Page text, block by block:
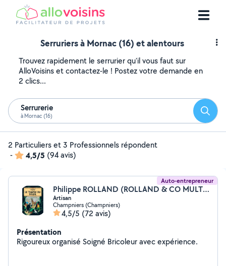
Serruriers à Mornac (16) et alentours
Trouvez rapidement le serrurier qu'il vous faut sur
AlloVoisins et contactez-le ! Postez votre demande en
2 clics...
Serrurerie
à Mornac (16)
2 Particuliers et 3 Professionnels répondent
-
4,5/5 (94 avis)
Auto-entrepreneur
Philippe ROLLAND (ROLLAND & CO MULTI SERVICES)
Artisan
Champniers (Champniers)
4,5/5 (72 avis)
Présentation
Rigoureux organisé Soigné Bricoleur avec expérience.